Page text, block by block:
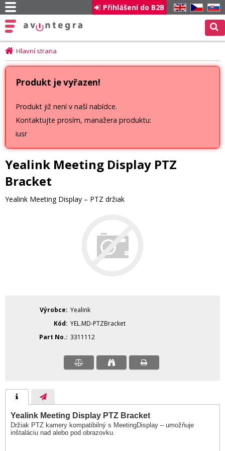
EN CZ SK
Přihlášení do B2B
Hlavní strana
Produkt je vyřazen!
Produkt již není v naší nabídce.
Kontaktujte prosím, manažera produktu:
iusr
Yealink Meeting Display PTZ
Bracket
Yealink Meeting Display – PTZ držiak
Výrobce Yealink
Kód YEL.MD-PTZBracket
Part No. 3311112
Yealink Meeting Display PTZ Bracket
Držiak PTZ kamery kompatibilný s MeetingDisplay – umožňuje
inštaláciu nad alebo pod obrazovku.